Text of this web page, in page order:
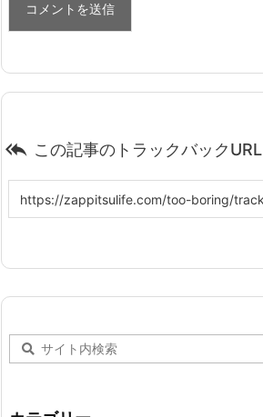
 この記事のトラックバックURL